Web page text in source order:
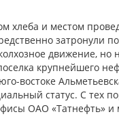
хлеба и местом
затронули
движение,
крупнейшего
востоке
статус. С тех
ОАО «Татнефть»